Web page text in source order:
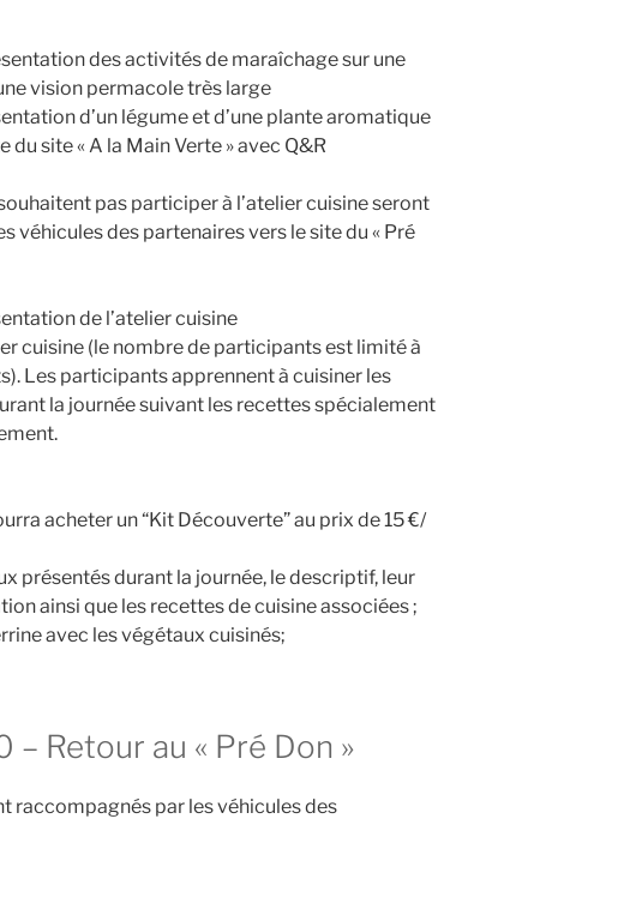
des activités de maraîchage sur une
vision permacole très large
d’un légume et d’une plante aromatique
du site « A la Main Verte » avec Q&R
pas participer à l’atelier cuisine seront
véhicules des partenaires vers le site du « Pré
de l’atelier cuisine
cuisine (le nombre de participants est limité à
Les participants apprennent à cuisiner les
la journée suivant les recettes spécialement
acheter un “Kit Découverte” au prix de 15 €/
présentés durant la journée, le descriptif, leur
ainsi que les recettes de cuisine associées ;
avec les végétaux cuisinés;
– Retour au « Pré Don »
raccompagnés par les véhicules des